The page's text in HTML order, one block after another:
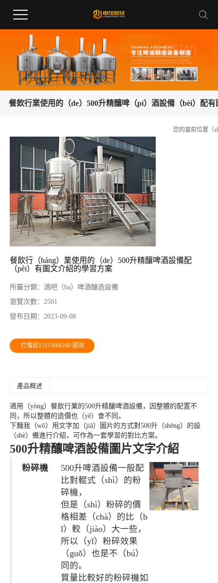
餐飲行業使用的（de）500升精釀啤（pí）酒設備（bèi）配
您的當前位置（
餐飲行（háng）業使用的（de）500升精釀啤酒設備配
（pèi）有圖文介紹的學習方案
所屬分類： 酒吧（ba）啤酒釀造設備
瀏覽次數： 2501
發布日期： 2023-09-08
打電話13153008260 谘詢
產品概述
適用（yòng）餐飲行業的500升精釀啤酒設備，因整體的配置不
同，所以整體的造價也（yě）會不同。
下麵我（wǒ）用文字加（jiā）圖片的方式對500升（shēng）的設
（shè）備進行介紹，可作為一套學習的對比方案。
500升精釀啤酒設備圖片文字介紹
粉碎機
500升啤酒設備一般配
比對輥式（shì）的粉
碎機，
但是（shì）粉碎的價
格相差（chà）的比（b
ǐ）較（jiào）大一些，
所以（yǐ）粉碎效果
（guǒ）也是不（bú）
同的。
質量比較好的粉碎機如